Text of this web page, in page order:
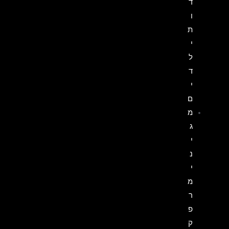
ו
ת
י
ל
ד
י
ם
מ
ג
י
נ
י
מ
ר
פ
ק